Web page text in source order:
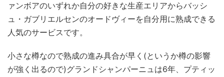
ァンボアのいずれか自分の好きな生産エリアからバッシ
ュ・ガブリエルセンのオードヴィーを自分用に熟成できる
人気のサービスです。
小さな樽なので熟成の進み具合が早く(というか樽の影響
が強く出るので)グランドシャンパーニュは6年、プティッ